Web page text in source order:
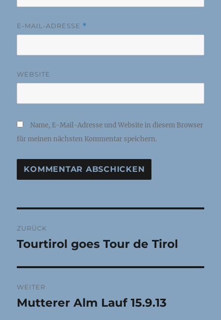
E-MAIL-ADRESSE *
WEBSITE
Name, E-Mail-Adresse und Website in diesem Browser
für meinen nächsten Kommentar speichern.
ZURÜCK
Vorheriger
Tourtirol goes Tour de Tirol
WEITER
Nächster
Mutterer Alm Lauf 15.9.13